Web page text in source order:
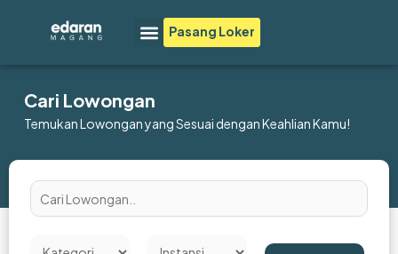
Menu
Pasang Loker
Cari Lowongan
Temukan Lowongan yang Sesuai dengan Keahlian Kamu!